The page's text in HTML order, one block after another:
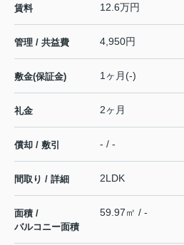
賃料 12.6万円
管理 / 共益費 4,950円
敷金(保証金) 1ヶ月(-)
礼金 2ヶ月
償却 / 敷引 - / -
間取り / 詳細 2LDK
面積 /
バルコニー面積
59.97㎡ / -